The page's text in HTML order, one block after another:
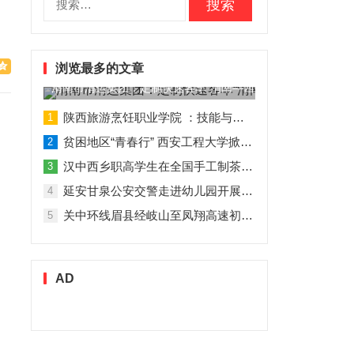
浏览最多的文章
渭南市渭运集团：定制快速客车“渭南—西安”11月1日试运营
1 陕西旅游烹饪职业学院 ：技能与理论并行 人才与企业共赢
2 贫困地区“青春行” 西安工程大学掀起“扶贫热”
3 汉中西乡职高学生在全国手工制茶大赛中创佳绩
4 延安甘泉公安交警走进幼儿园开展交通安全专题讲座活动
5 关中环线眉县经岐山至凤翔高速初步设计获批！
AD